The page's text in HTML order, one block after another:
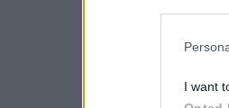
I want